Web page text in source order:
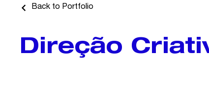
Back to Portfolio
Direção